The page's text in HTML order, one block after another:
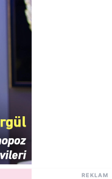
REKLAM